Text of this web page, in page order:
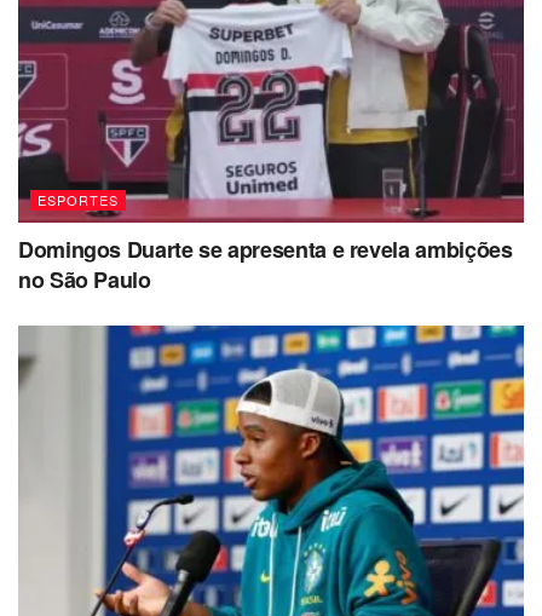
ESPORTES
Domingos Duarte se apresenta e revela ambições
no São Paulo